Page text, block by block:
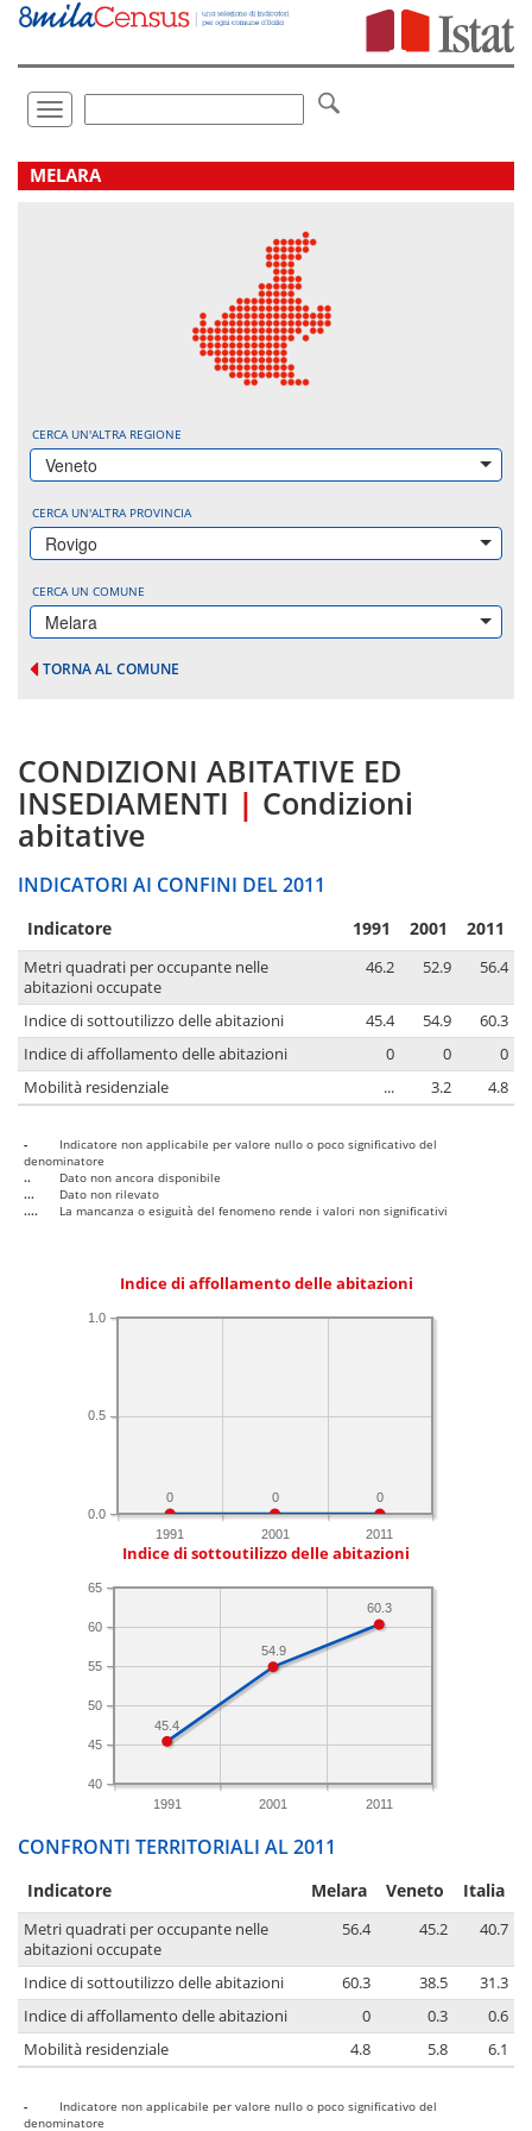
Vai
direttamente
Toggle
navigation
.
MELARA
CERCA UN'ALTRA REGIONE
Veneto
CERCA UN'ALTRA PROVINCIA
Rovigo
CERCA UN COMUNE
Melara
TORNA AL COMUNE
CONDIZIONI ABITATIVE ED
INSEDIAMENTI | Condizioni
abitative
INDICATORI AI CONFINI DEL 2011
Indicatore 1991 2001 2011
Metri quadrati per occupante nelle
abitazioni occupate
46.2 52.9 56.4
Indice di sottoutilizzo delle abitazioni 45.4 54.9
60.3
Indice di affollamento delle abitazioni
0 0
0
Mobilità residenziale
... 3.2 4.8
-
Indicatore non applicabile per valore nullo o poco significativo del
denominatore
..
Dato non ancora disponibile
...
Dato non rilevato
....
La mancanza o esiguità del fenomeno rende i valori non significativi
Indice di affollamento delle abitazioni
1991 2001 2011
0.0
0.5
1.0
0
0
0
Indice di sottoutilizzo delle abitazioni
1991 2001 2011
40
45
50
55
60
65
60.3
54.9
45.4
CONFRONTI TERRITORIALI AL 2011
Indicatore Melara Veneto Italia
Metri quadrati per occupante nelle
abitazioni occupate
56.4 45.2 40.7
Indice di sottoutilizzo delle abitazioni 60.3 38.5
31.3
Indice di affollamento delle abitazioni
0 0.3
0.6
Mobilità residenziale
4.8 5.8 6.1
-
Indicatore non applicabile per valore nullo o poco significativo del
denominatore